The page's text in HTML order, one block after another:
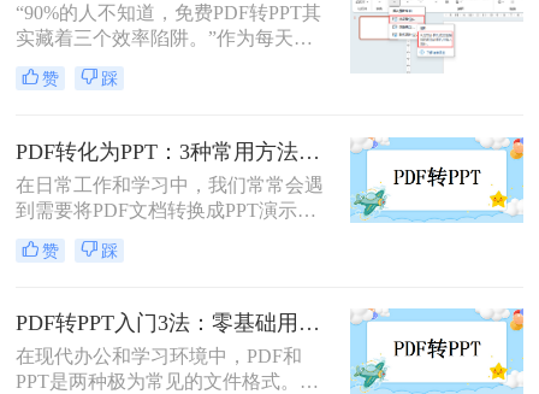
“90%的人不知道，免费PDF转PPT其
实藏着三个效率陷阱。”作为每天处
理20+份文档的办公博主，我见过太
多人被“免费转换”的噱头坑过——要
要么扫描版PDF转完还是图片格式，
更有甚者因为文件包含商业数据，转
换后收到平台的“付费解锁”勒索邮
件。
赞 踩
PDF转化为PPT：3种常用方法在不同PPT版本下的兼容性！
在日常工作和学习中，我们常常会遇
到需要将PDF文档转换成PPT演示文
稿的情况。无论是为了更好地展示信
息，还是为了方便编辑，掌握如何进
么怎么将pdf转化为ppt呢？本文将介
绍三种常用的方法来实现PDF到PPT
的转换。
赞 踩
PDF转PPT入门3法：零基础用户的操作要点和注意事项！
在现代办公和学习环境中，PDF和
PPT是两种极为常见的文件格式。